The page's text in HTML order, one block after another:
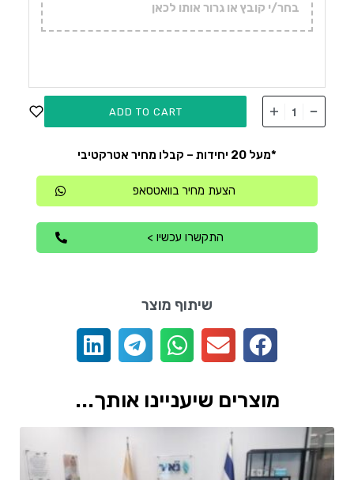
בחר/י קובץ או גרור אותו לכאן
ADD TO CART
*מעל 20 יחידות – קבלו מחיר אטרקטיבי
הצעת מחיר בוואטסאפ
התקשרו עכשיו >
שיתוף מוצר
מוצרים שיעניינו אותך...